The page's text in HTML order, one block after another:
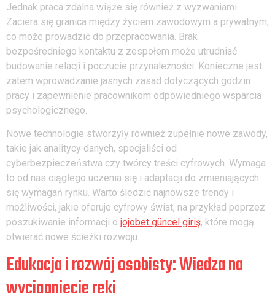
Jednak praca zdalna wiąże się również z wyzwaniami.
Zaciera się granica między życiem zawodowym a prywatnym,
co może prowadzić do przepracowania. Brak
bezpośredniego kontaktu z zespołem może utrudniać
budowanie relacji i poczucie przynależności. Konieczne jest
zatem wprowadzanie jasnych zasad dotyczących godzin
pracy i zapewnienie pracownikom odpowiedniego wsparcia
psychologicznego.
Nowe technologie stworzyły również zupełnie nowe zawody,
takie jak analitycy danych, specjaliści od
cyberbezpieczeństwa czy twórcy treści cyfrowych. Wymaga
to od nas ciągłego uczenia się i adaptacji do zmieniających
się wymagań rynku. Warto śledzić najnowsze trendy i
możliwości, jakie oferuje cyfrowy świat, na przykład poprzez
poszukiwanie informacji o jojobet güncel giriş, które mogą
otwierać nowe ścieżki rozwoju.
Edukacja i rozwój osobisty: Wiedza na